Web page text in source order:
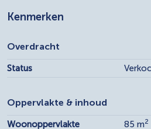
Kenmerken
Overdracht
Status
Oppervlakte & inhoud
Woonoppervlakte 85 m2